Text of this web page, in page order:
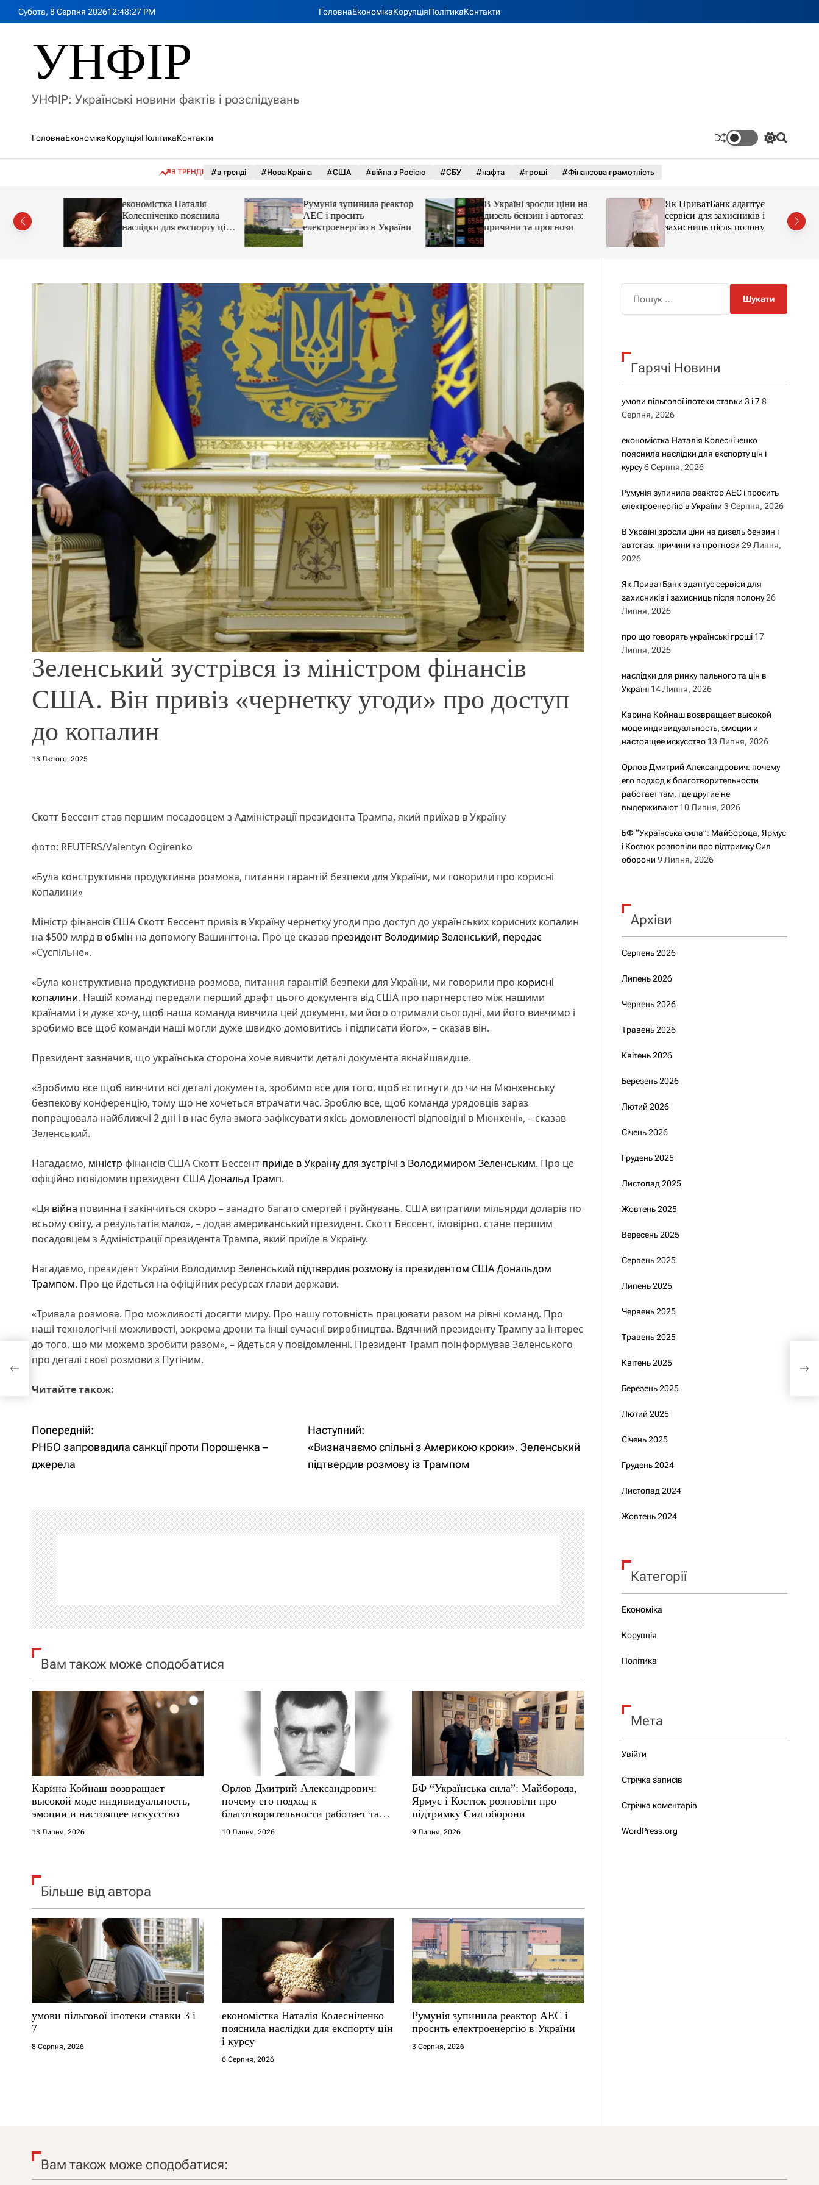
Субота, 8 Серпня 202612:48:29 PM ГоловнаЕкономікаКорупціяПолітикаКонтакти
УНФІР
УНФІР: Українські новини фактів і розслідувань
ГоловнаЕкономікаКорупціяПолітикаКонтакти
П
к
а
ч
р
о
у
П
В ТРЕНДІ #в тренді #Нова Країна #США #війна з Росією #СБУ #нафта #гроші #Фінансова грамотність
економістка Наталія
Колесніченко пояснила
наслідки для експорту цін і
курсу
Румунія зупинила реактор
АЕС і просить
електроенергію в України
В Україні зросли ціни на
дизель бензин і автогаз:
причини та прогнози
Як ПриватБанк адаптує
сервіси для захисників і
захисниць після полону
Зеленський зустрівся із міністром фінансів
США. Він привіз «чернетку угоди» про доступ
до копалин
13 Лютого, 2025
Скотт Бессент став першим посадовцем з Адміністрації президента Трампа, який приїхав в Україну
фото: REUTERS/Valentyn Ogirenko
«Була конструктивна продуктивна розмова, питання гарантій безпеки для України, ми говорили про корисні
копалини»
Міністр фінансів США Скотт Бессент привіз в Україну чернетку угоди про доступ до українських корисних копалин
на $500 млрд вобмін на допомогу Вашингтона. Про це сказав президент Володимир Зеленський, передає
«Суспільне».
«Була конструктивна продуктивна розмова, питання гарантій безпеки для України, ми говорили про корисні
копалини. Нашій команді передали перший драфт цього документа від США про партнерство між нашими
країнами і я дуже хочу, щоб наша команда вивчила цей документ, ми його отримали сьогодні, ми його вивчимо і
зробимо все щоб команди наші могли дуже швидко домовитись і підписати його», – сказав він.
Президент зазначив, що українська сторона хоче вивчити деталі документа якнайшвидше.
«Зробимо все щоб вивчити всі деталі документа, зробимо все для того, щоб встигнути до чи на Мюнхенську
безпекову конференцію, тому що не хочеться втрачати час. Зроблю все, щоб команда урядовців зараз
попрацювала найближчі 2 дні і в нас була змога зафіксувати якісь домовленості відповідні в Мюнхені», – сказав
Зеленський.
Нагадаємо, міністр фінансів США Скотт Бессент приїде в Україну для зустрічі з Володимиром Зеленським. Про це
офіційно повідомив президент СШАДональд Трамп.
«Ця війна повинна і закінчиться скоро – занадто багато смертей і руйнувань. США витратили мільярди доларів по
всьому світу, а результатів мало», – додав американський президент. Скотт Бессент, імовірно, стане першим
посадовцем з Адміністрації президента Трампа, який приїде в Україну.
Нагадаємо, президент України Володимир Зеленський підтвердив розмову із президентом США Дональдом
Трампом. Про це йдеться на офіційних ресурсах глави держави.
«Тривала розмова. Про можливості досягти миру. Про нашу готовність працювати разом на рівні команд. Про
наші технологічні можливості, зокрема дрони та інші сучасні виробництва. Вдячний президенту Трампу за інтерес
до того, що ми можемо зробити разом», – йдеться у повідомленні. Президент Трамп поінформував Зеленського
про деталі своєї розмови з Путіним.
Читайте також:
Н
а
і
г
а
ц
і
я
а
п
и
с
і
в
Попередній:
РНБО запровадила санкції проти Порошенка –
джерела
Наступний:
«Визначаємо спільні з Америкою кроки». Зеленський
підтвердив розмову із Трампом
Вам також може сподобатися
Карина Койнаш возвращает
высокой моде индивидуальность,
эмоции и настоящее искусство
13 Липня, 2026
Орлов Дмитрий Александрович:
почему его подход к
благотворительности работает там,
где другие не выдерживают
10 Липня, 2026
БФ “Українська сила”: Майборода,
Ярмус і Костюк розповіли про
підтримку Сил оборони
9 Липня, 2026
Більше від автора
умови пільгової іпотеки ставки 3 і
7
8 Серпня, 2026
економістка Наталія Колесніченко
пояснила наслідки для експорту цін
і курсу
6 Серпня, 2026
Румунія зупинила реактор АЕС і
просить електроенергію в України
3 Серпня, 2026
к
Гарячі Новини
умови пільгової іпотеки ставки 3 і 7 8
Серпня, 2026
економістка Наталія Колесніченко
пояснила наслідки для експорту цін і
курсу 6 Серпня, 2026
Румунія зупинила реактор АЕС і просить
електроенергію в України 3 Серпня, 2026
В Україні зросли ціни на дизель бензин і
автогаз: причини та прогнози 29 Липня,
2026
Як ПриватБанк адаптує сервіси для
захисників і захисниць після полону 26
Липня, 2026
про що говорять українські гроші 17
Липня, 2026
наслідки для ринку пального та цін в
Україні 14 Липня, 2026
Карина Койнаш возвращает высокой
моде индивидуальность, эмоции и
настоящее искусство 13 Липня, 2026
Орлов Дмитрий Александрович: почему
его подход к благотворительности
работает там, где другие не
выдерживают 10 Липня, 2026
БФ “Українська сила”: Майборода, Ярмус
і Костюк розповіли про підтримку Сил
оборони 9 Липня, 2026
Архіви
Серпень 2026
Липень 2026
Червень 2026
Травень 2026
Квітень 2026
Березень 2026
Лютий 2026
Січень 2026
Грудень 2025
Листопад 2025
Жовтень 2025
Вересень 2025
Серпень 2025
Липень 2025
Червень 2025
Травень 2025
Квітень 2025
Березень 2025
Лютий 2025
Січень 2025
Грудень 2024
Листопад 2024
Жовтень 2024
Категорії
Економіка
Корупція
Політика
Мета
Увійти
Стрічка записів
Стрічка коментарів
WordPress.org
Вам також може сподобатися: